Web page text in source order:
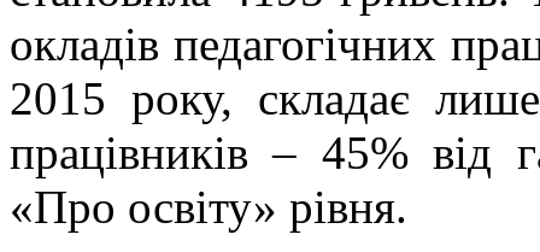
окладів педагогічних
2015 року, складає
працівників – 45% від
«Про освіту» рівня.